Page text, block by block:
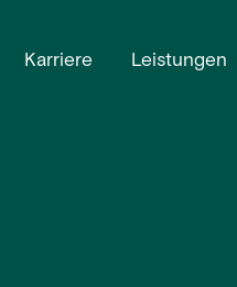
Karriere Leistungen